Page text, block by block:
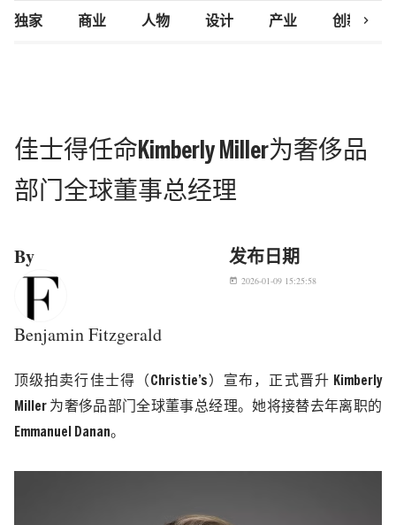
独家 商业 人物 设计 产业 创新研究
chevron_right
佳士得任命Kimberly Miller为奢侈品
部门全球董事总经理
By
Benjamin Fitzgerald
发布日期
today 2026-01-09 15:25:58
顶级拍卖行佳士得（ Christie’s ）宣布，正式晋升 Kimberly
Miller 为奢侈品部门全球董事总经理。她将接替去年离职的
Emmanuel Danan。